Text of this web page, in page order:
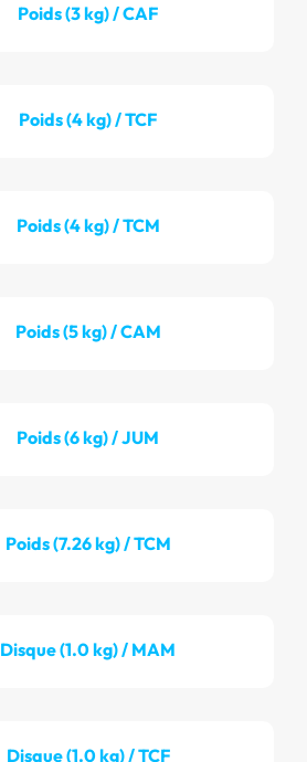
Poids (3 kg) / CAF
Poids (4 kg) / TCF
Poids (4 kg) / TCM
Poids (5 kg) / CAM
Poids (6 kg) / JUM
Poids (7.26 kg) / TCM
Disque (1.0 kg) / MAM
Disque (1.0 kg) / TCF